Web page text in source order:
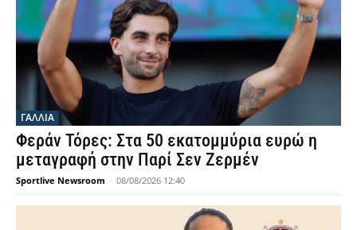
ΓΑΛΛΙΑ
Φεράν Τόρες: Στα 50 εκατομμύρια ευρώ η
μεταγραφή στην Παρί Σεν Ζερμέν
Sportlive Newsroom - 08/08/2026 12:40